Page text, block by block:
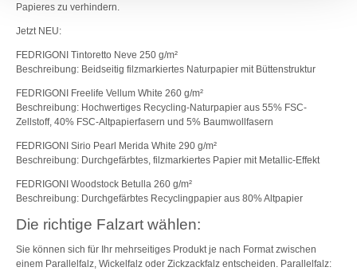
Papieres zu verhindern.
Jetzt NEU:
FEDRIGONI Tintoretto Neve 250 g/m²
Beschreibung: Beidseitig filzmarkiertes Naturpapier mit Büttenstruktur
FEDRIGONI Freelife Vellum White 260 g/m²
Beschreibung: Hochwertiges Recycling-Naturpapier aus 55% FSC-
Zellstoff, 40% FSC-Altpapierfasern und 5% Baumwollfasern
FEDRIGONI Sirio Pearl Merida White 290 g/m²
Beschreibung: Durchgefärbtes, filzmarkiertes Papier mit Metallic-Effekt
FEDRIGONI Woodstock Betulla 260 g/m²
Beschreibung: Durchgefärbtes Recyclingpapier aus 80% Altpapier
Die richtige Falzart wählen:
Sie können sich für Ihr mehrseitiges Produkt je nach Format zwischen
einem Parallelfalz, Wickelfalz oder Zickzackfalz entscheiden. Parallelfalz: